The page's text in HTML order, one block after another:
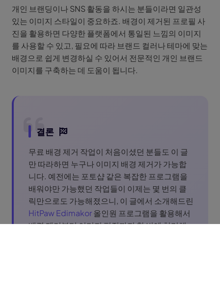
개인 브랜딩이나 SNS 활동을 하시는 분들이라면 일관성
있는 이미지 스타일이 중요하죠. 배경이 제거된 프로필 사
진을 활용하면 다양한 플랫폼에서 통일된 느낌의 이미지
를 사용할 수 있고, 필요에 따라 브랜드 컬러나 테마에 맞는
배경으로 쉽게 변경하실 수 있어서 전문적인 개인 브랜드
이미지를 구축하는 데 도움이 됩니다.
결론
무료 배경 제거 작업이 처음이셨던 분들도 이 글
만 따라하면 누구나 이미지 배경 제거가 가능합
니다. 예전에는 포토샵 같은 복잡한 프로그램을
배워야만 가능했던 작업들이 이제는 몇 번의 클
릭만으로도 가능해졌으니, 이 글에서 소개해드린
HitPaw Edimakor올인원 프로그램을 활용해서
배경 제거부터 이미지 편집까지 한 번에 처리해